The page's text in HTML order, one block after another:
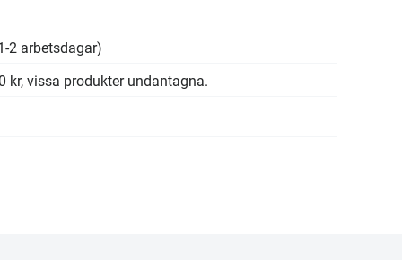
2 arbetsdagar)
kr, vissa produkter undantagna.